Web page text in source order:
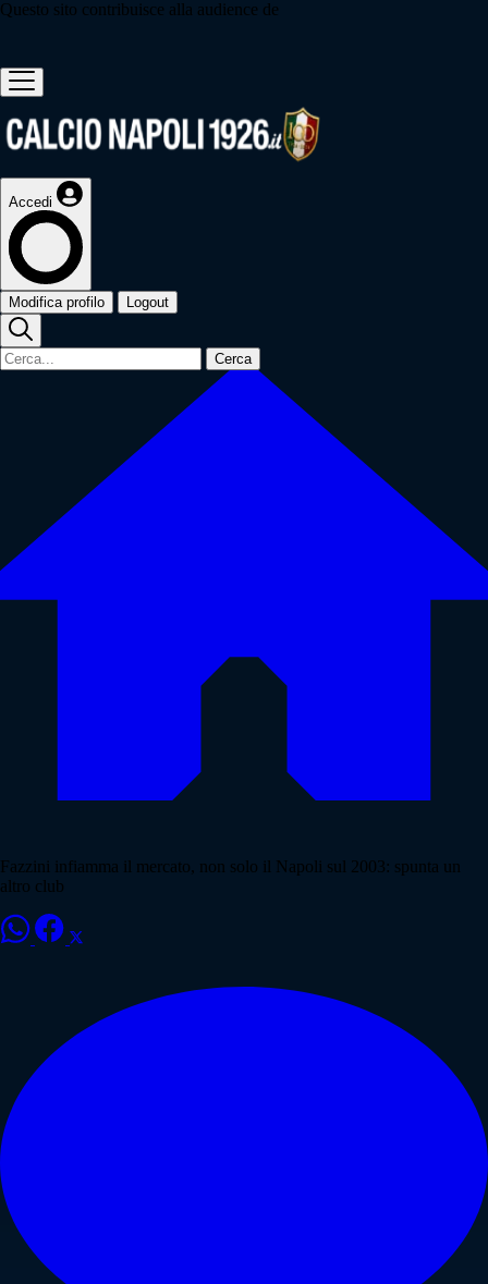
Questo sito contribuisce alla audience de
Accedi
Modifica profilo Logout
Cerca
Fazzini infiamma il mercato, non solo il Napoli sul 2003: spunta un
altro club